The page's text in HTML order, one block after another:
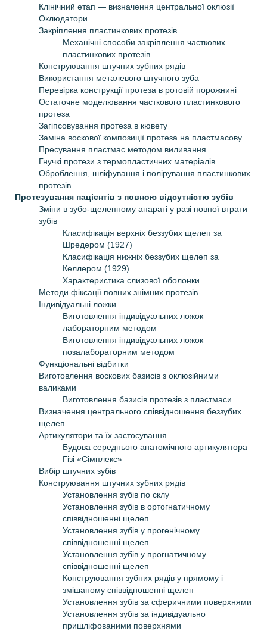
Клінічний етап — визначення центральної оклюзії
Оклюдатори
Закріплення пластинкових протезів
Механічні способи закріплення часткових
пластинкових протезів
Конструювання штучних зубних рядів
Використання металевого штучного зуба
Перевірка конструкції протеза в ротовій порожнині
Остаточне моделювання часткового пластинкового
протеза
Загіпсовування протеза в кювету
Заміна воскової композиції протеза на пластмасову
Пресування пластмас методом виливання
Гнучкі протези з термопластичних матеріалів
Оброблення, шліфування і полірування пластинкових
протезів
Протезування пацієнтів з повною відсутністю зубів
Зміни в зубо-щелепному апараті у разі повної втрати
зубів
Класифікація верхніх беззубих щелеп за
Шредером (1927)
Класифікація нижніх беззубих щелеп за
Келлером (1929)
Характеристика слизової оболонки
Методи фіксації повних знімних протезів
Iндивідуальні ложки
Виготовлення індивідуальних ложок
лабораторним методом
Виготовлення індивідуальних ложок
позалабораторним методом
Функціональні відбитки
Виготовлення воскових базисів з оклюзійними
валиками
Виготовлення базисів протезів з пластмаси
Визначення центрального співвідношення беззубих
щелеп
Артикулятори та їх застосування
Будова середнього анатомічного артикулятора
Гізі «Сімплекс»
Вибір штучних зубів
Конструювання штучних зубних рядів
Установлення зубів по склу
Установлення зубів в ортогнатичному
співвідношенні щелеп
Установлення зубів у прогенічному
співвідношенні щелеп
Установлення зубів у прогнатичному
співвідношенні щелеп
Конструювання зубних рядів у прямому і
змішаному співвідношенні щелеп
Установлення зубів за сферичними поверхнями
Установлення зубів за індивідуально
пришліфованими поверхнями